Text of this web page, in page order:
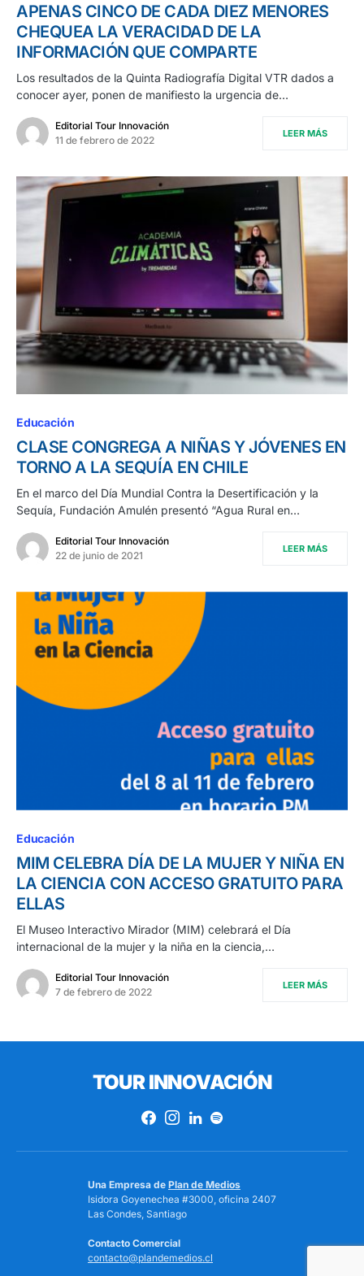
APENAS CINCO DE CADA DIEZ MENORES
CHEQUEA LA VERACIDAD DE LA
INFORMACIÓN QUE COMPARTE
Los resultados de la Quinta Radiografía Digital VTR dados a
conocer ayer, ponen de manifiesto la urgencia de…
Editorial Tour Innovación
11 de febrero de 2022
LEER MÁS
Educación
CLASE CONGREGA A NIÑAS Y JÓVENES EN
TORNO A LA SEQUÍA EN CHILE
En el marco del Día Mundial Contra la Desertificación y la
Sequía, Fundación Amulén presentó “Agua Rural en…
Editorial Tour Innovación
22 de junio de 2021
LEER MÁS
Educación
MIM CELEBRA DÍA DE LA MUJER Y NIÑA EN
LA CIENCIA CON ACCESO GRATUITO PARA
ELLAS
El Museo Interactivo Mirador (MIM) celebrará el Día
internacional de la mujer y la niña en la ciencia,…
Editorial Tour Innovación
7 de febrero de 2022
LEER MÁS
TOUR INNOVACIÓN
Una Empresa de Plan de Medios
Isidora Goyenechea #3000, oficina 2407
Las Condes, Santiago
Contacto Comercial
contacto@plandemedios.cl